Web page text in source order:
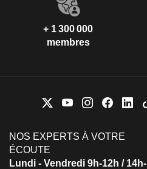
+ 1 300 000
membres
NOS EXPERTS À VOTRE
ÉCOUTE
Lundi - Vendredi 9h-12h / 14h-